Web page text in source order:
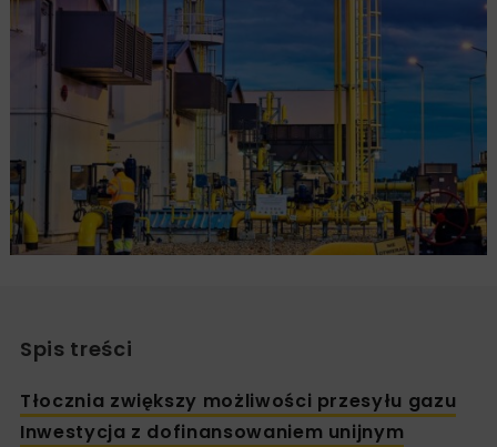
Spis treści
Tłocznia zwiększy możliwości przesyłu gazu
Inwestycja z dofinansowaniem unijnym